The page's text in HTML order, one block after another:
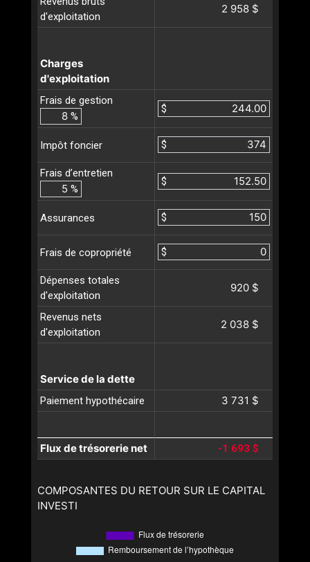
d'exploitation
2 958 $
Charges
d'exploitation
Frais de gestion
%
$
Impôt foncier $
Frais d’entretien
%
$
Assurances $
Frais de copropriété $
Dépenses totales
d'exploitation
920 $
Revenus nets
d'exploitation
2 038 $
Service de la dette
Paiement hypothécaire 3 731 $
Flux de trésorerie net -1 693 $
COMPOSANTES DU RETOUR SUR LE CAPITAL
INVESTI